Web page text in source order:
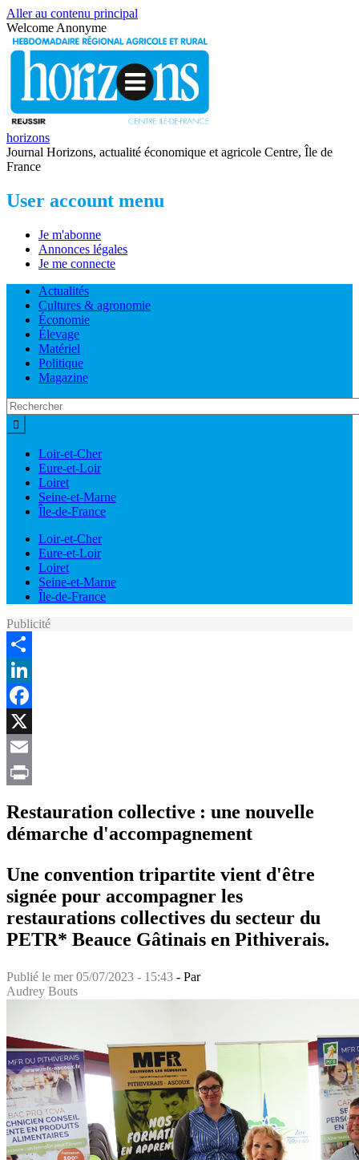
Aller au contenu principal
Welcome Anonyme
horizons
Journal Horizons, actualité économique et agricole Centre, Île de
France
User account menu
Je m'abonne
Annonces légales
Je me connecte
Actualités
Cultures & agronomie
Économie
Élevage
Matériel
Politique
Magazine
Loir-et-Cher
Eure-et-Loir
Loiret
Seine-et-Marne
Île-de-France
Loir-et-Cher
Eure-et-Loir
Loiret
Seine-et-Marne
Île-de-France
Publicité
Share
LinkedIn
Facebook
X
Email
Restauration collective : une nouvelle
démarche d'accompagnement
Une convention tripartite vient d'être
signée pour accompagner les
restaurations collectives du secteur du
PETR* Beauce Gâtinais en Pithiverais.
Publié le mer 05/07/2023 - 15:43 - Par
Audrey Bouts